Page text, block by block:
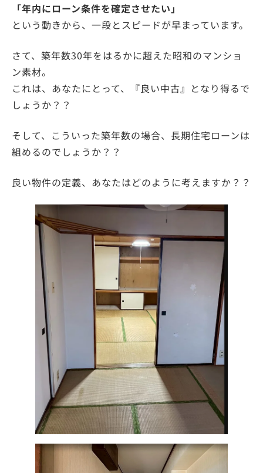
「年内にローン条件を確定させたい」
という動きから、一段とスピードが早まっています。
さて、築年数30年をはるかに超えた昭和のマンショ
ン素材。
これは、あなたにとって、『良い中古』となり得るで
しょうか？？
そして、こういった築年数の場合、長期住宅ローンは
組めるのでしょうか？？
良い物件の定義、あなたはどのように考えますか？？